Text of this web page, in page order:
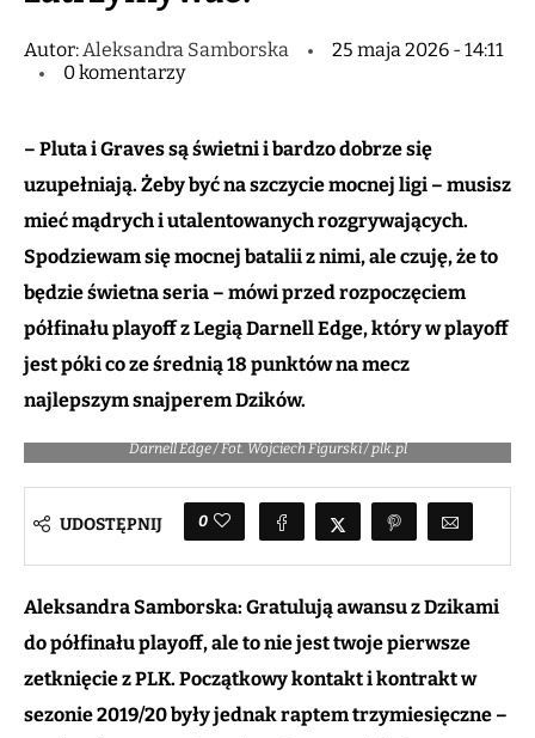
Autor:Aleksandra Samborska
25 maja 2026 - 14:11
0 komentarzy
– Pluta i Graves są świetni i bardzo dobrze się
uzupełniają. Żeby być na szczycie mocnej ligi – musisz
mieć mądrych i utalentowanych rozgrywających.
Spodziewam się mocnej batalii z nimi, ale czuję, że to
będzie świetna seria – mówi przed rozpoczęciem
półfinału playoff z Legią Darnell Edge, który w playoff
jest póki co ze średnią 18 punktów na mecz
najlepszym snajperem Dzików.
Darnell Edge / Fot. Wojciech Figurski / plk.pl
UDOSTĘPNIJ 0
Aleksandra Samborska: Gratulują awansu z Dzikami
do półfinału playoff, ale to nie jest twoje pierwsze
zetknięcie z PLK. Początkowy kontakt i kontrakt w
sezonie 2019/20 były jednak raptem trzymiesięczne –